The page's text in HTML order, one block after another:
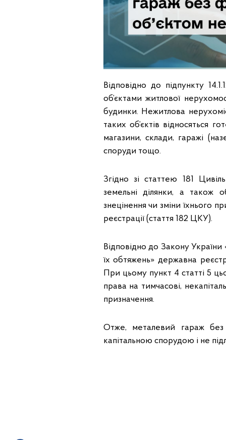
Відповідно до підпункту
об’єктами житлової
будинки. Нежитлова
таких об’єктів відносяться
магазини, склади, гаражі
споруди тощо.
Згідно зі статтею 181
земельні ділянки, а також
знецінення чи зміни їхнього
реєстрації (стаття 182 ЦКУ).
Відповідно до Закону
їх обтяжень» державна
При цьому пункт 4 статті 5
права на тимчасові,
призначення.
Отже, металевий гараж без
капітальною спорудою і не